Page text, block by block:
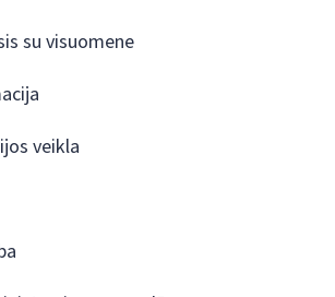
su visuomene
veikla